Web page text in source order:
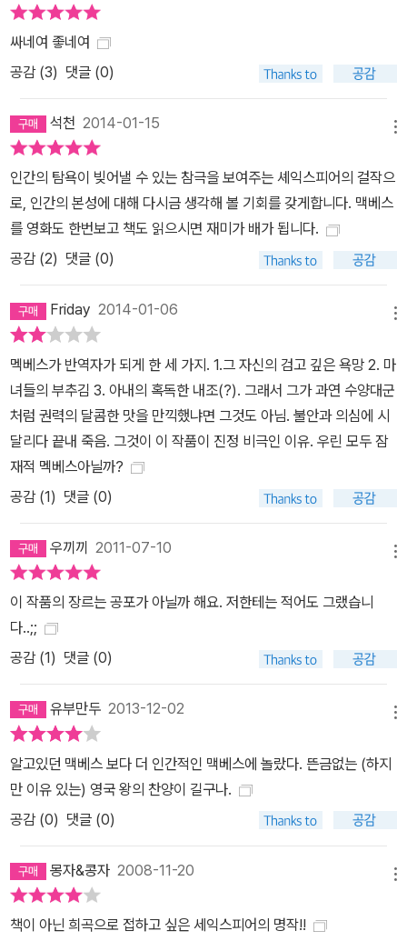
싸네여 좋네여
공감 (3) 댓글 (0)
석천 2014-01-15
인간의 탐욕이 빚어낼 수 있는 참극을 보여주는 셰익스피어의 걸작으
로, 인간의 본성에 대해 다시금 생각해 볼 기회를 갖게합니다. 맥베스
를 영화도 한번보고 책도 읽으시면 재미가 배가 됩니다.
공감 (2) 댓글 (0)
Friday 2014-01-06
멕베스가 반역자가 되게 한 세 가지. 1.그 자신의 검고 깊은 욕망 2. 마
녀들의 부추김 3. 아내의 혹독한 내조(?). 그래서 그가 과연 수양대군
처럼 권력의 달콤한 맛을 만끽했냐면 그것도 아님. 불안과 의심에 시
달리다 끝내 죽음. 그것이 이 작품이 진정 비극인 이유. 우린 모두 잠
재적 멕베스아닐까?
공감 (1) 댓글 (0)
우끼끼 2011-07-10
이 작품의 장르는 공포가 아닐까 해요. 저한테는 적어도 그랬습니
다..;;
공감 (1) 댓글 (0)
유부만두 2013-12-02
알고있던 맥베스 보다 더 인간적인 맥베스에 놀랐다. 뜬금없는 (하지
만 이유 있는) 영국 왕의 찬양이 길구나.
공감 (0) 댓글 (0)
몽자&콩자 2008-11-20
책이 아닌 희곡으로 접하고 싶은 세익스피어의 명작!!